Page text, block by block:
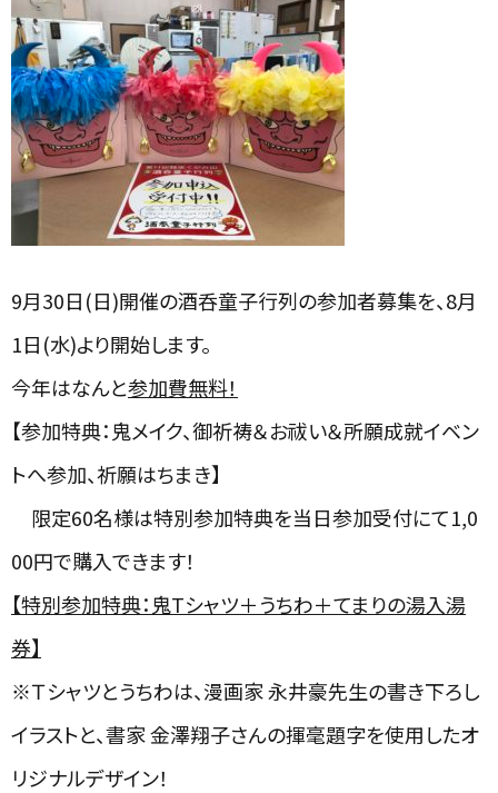
9月30日(日)開催の酒呑童子行列の参加者募集を、8月
1日(水)より開始します。
今年はなんと参加費無料！
【参加特典：鬼メイク、御祈祷＆お祓い＆所願成就イベン
トへ参加、祈願はちまき】
限定60名様は特別参加特典を当日参加受付にて1,0
00円で購入できます！
【特別参加特典：鬼Tシャツ＋うちわ＋てまりの湯入湯
券】
※Ｔシャツとうちわは、漫画家 永井豪先生の書き下ろし
イラストと、書家 金澤翔子さんの揮毫題字を使用したオ
リジナルデザイン！